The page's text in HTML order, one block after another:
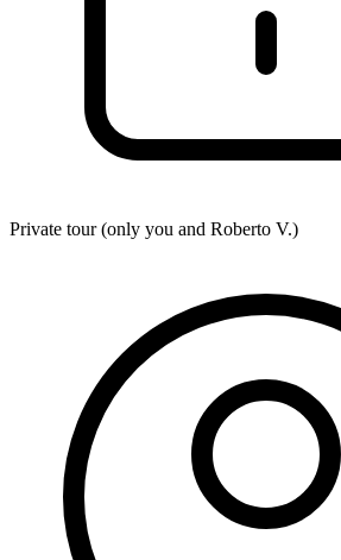
Private tour (only you and Roberto V.)